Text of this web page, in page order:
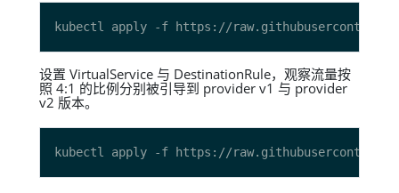
设置 VirtualService 与 DestinationRule，观察流量按
照 4:1 的比例分别被引导到 provider v1 与 provider
v2 版本。